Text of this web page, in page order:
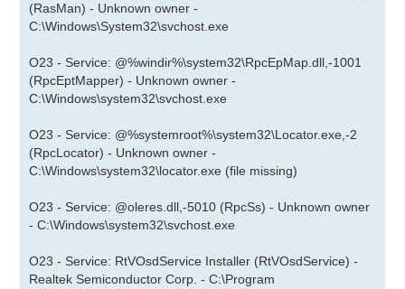
(RasMan) - Unknown owner -
C:\Windows\System32\svchost.exe
O23 - Service: @%windir%\system32\RpcEpMap.dll,-1001
(RpcEptMapper) - Unknown owner -
C:\Windows\system32\svchost.exe
O23 - Service: @%systemroot%\system32\Locator.exe,-2
(RpcLocator) - Unknown owner -
C:\Windows\system32\locator.exe (file missing)
O23 - Service: @oleres.dll,-5010 (RpcSs) - Unknown owner
- C:\Windows\system32\svchost.exe
O23 - Service: RtVOsdService Installer (RtVOsdService) -
Realtek Semiconductor Corp. - C:\Program